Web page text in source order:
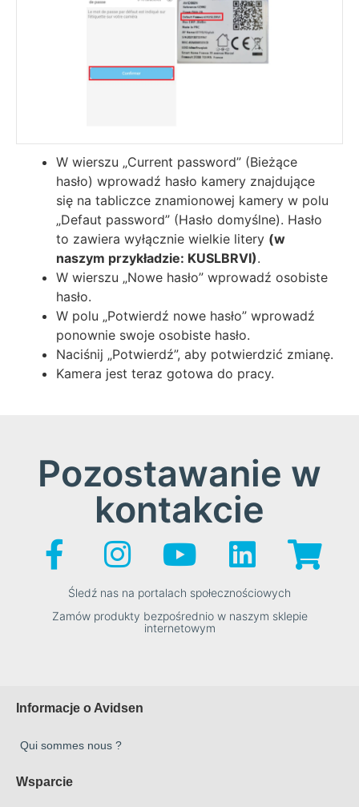
W wierszu „Current password” (Bieżące
hasło) wprowadź hasło kamery znajdujące
się na tabliczce znamionowej kamery w polu
„Defaut password” (Hasło domyślne). Hasło
to zawiera wyłącznie wielkie litery (w
naszym przykładzie: KUSLBRVI).
W wierszu „Nowe hasło” wprowadź osobiste
hasło.
W polu „Potwierdź nowe hasło” wprowadź
ponownie swoje osobiste hasło.
Naciśnij „Potwierdź”, aby potwierdzić zmianę.
Kamera jest teraz gotowa do pracy.
Pozostawanie w
kontakcie
Śledź nas na portalach społecznościowych
Zamów produkty bezpośrednio w naszym sklepie
internetowym
Informacje o Avidsen
Qui sommes nous ?
Wsparcie